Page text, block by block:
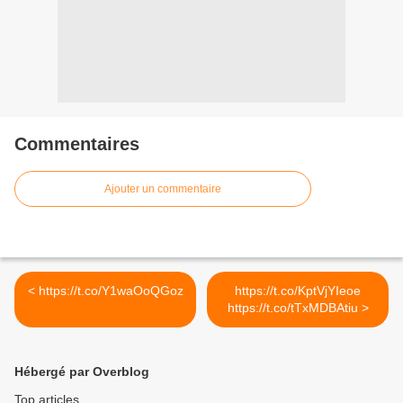
Commentaires
Ajouter un commentaire
< https://t.co/Y1waOoQGoz
https://t.co/KptVjYIeoe
https://t.co/tTxMDBAtiu >
Hébergé par Overblog
Top articles